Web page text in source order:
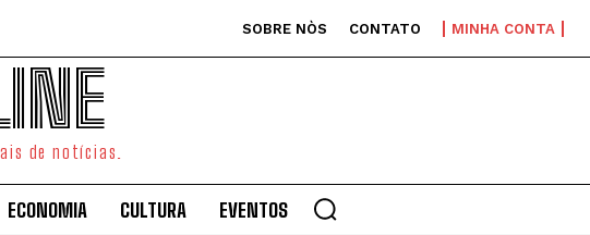
SOBRE NÒS CONTATO MINHA CONTA
de notícias.
ECONOMIA CULTURA EVENTOS